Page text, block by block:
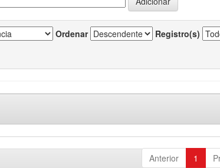
Ordenar Registro(s)
Anterior 1